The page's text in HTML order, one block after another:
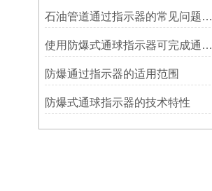
石油管道通过指示器的常见问题及解决方式
使用防爆式通球指示器可完成通球指示功能
防爆通过指示器的适用范围
防爆式通球指示器的技术特性